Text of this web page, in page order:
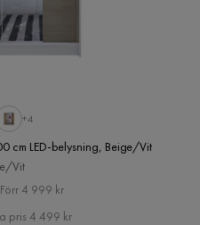
+4
cm LED-belysning, Beige/Vit
Vit
Pris
Original
Pris
Förr 4 999 kr
pris 4 499 kr